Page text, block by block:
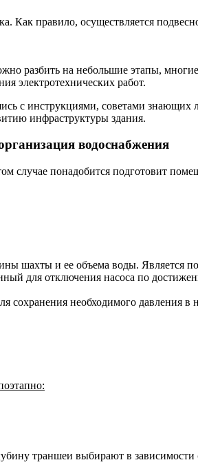
Как правило, осуществляется
разбить на небольшие этапы,
электротехнических работ.
с инструкциями, советами знающих
инфраструктуры здания.
водоснабжения
случае понадобится подготовит
шахты и ее объема воды. Является
для отключения насоса по
сохранения необходимого давления
траншеи выбирают в